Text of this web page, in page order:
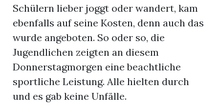
Schülern lieber joggt oder wandert, kam
ebenfalls auf seine Kosten, denn auch das
wurde angeboten. So oder so, die
Jugendlichen zeigten an diesem
Donnerstagmorgen eine beachtliche
sportliche Leistung. Alle hielten durch
und es gab keine Unfälle.